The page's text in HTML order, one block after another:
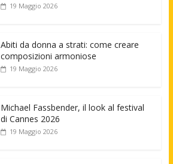
19 Maggio 2026
Abiti da donna a strati: come creare
composizioni armoniose
19 Maggio 2026
Michael Fassbender, il look al festival
di Cannes 2026
19 Maggio 2026